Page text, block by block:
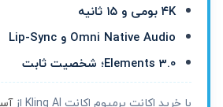
۴K بومی و ۱۵ ثانیه
Omni Native Audio و Lip-Sync
Elements 3.0؛ شخصیت ثابت
با خرید اکانت پرمیوم اکانت Kling AI از